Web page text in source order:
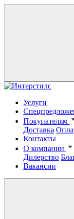
Услуги
Покупателям
Доставка
Контакты
О компании
Дилерство
Вакансии